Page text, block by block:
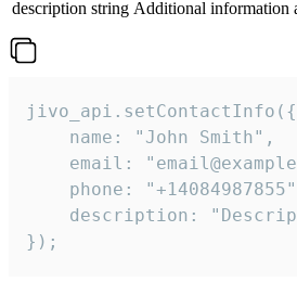
description string Additional information
jivo_api.setContactInfo({
    name: "John Smith",
email:
phone:
description:
});